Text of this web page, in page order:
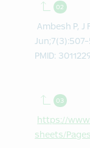
Back to
Ambesh P, J
Jun;7(3):507-
PMID:
Back to
https://
sheets/